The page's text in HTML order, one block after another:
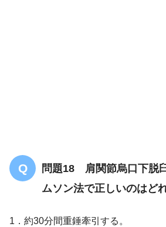
問題18 肩関節烏口下脱
ムソン法で正しいのはどれ
1．約30分間重錘牽引する。